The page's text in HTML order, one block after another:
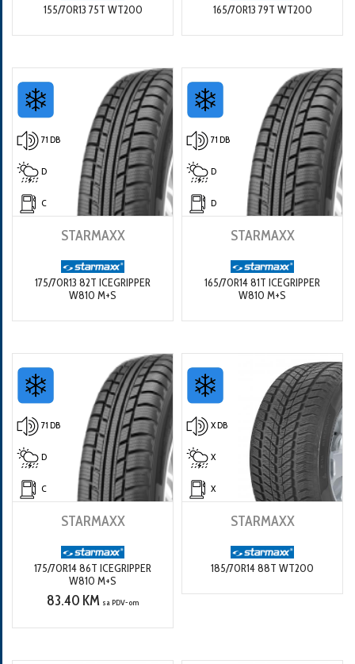
155/70R13 75T WT200 165/70R13 79T WT200
71 DB
D
C
STARMAXX
175/70R13 82T ICEGRIPPER
W810 M+S
71 DB
D
D
STARMAXX
165/70R14 81T ICEGRIPPER
W810 M+S
71 DB
D
C
STARMAXX
175/70R14 86T ICEGRIPPER
W810 M+S
83.40 KM sa PDV-om
X DB
X
X
STARMAXX
185/70R14 88T WT200